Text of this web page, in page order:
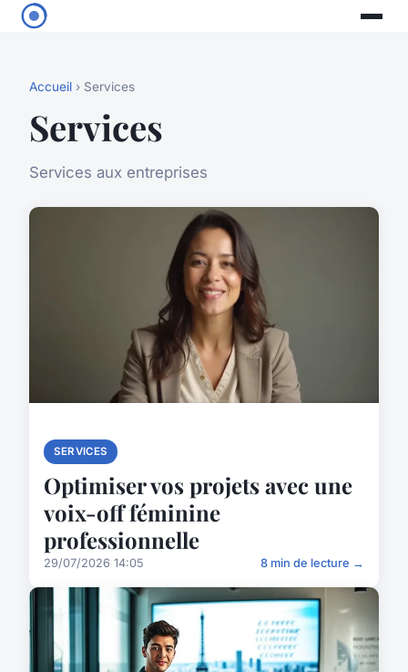
Accueil › Services
Services
Services aux entreprises
SERVICES
Optimiser vos projets avec une
voix-off féminine
professionnelle
29/07/2026 14:05 8 min de lecture →